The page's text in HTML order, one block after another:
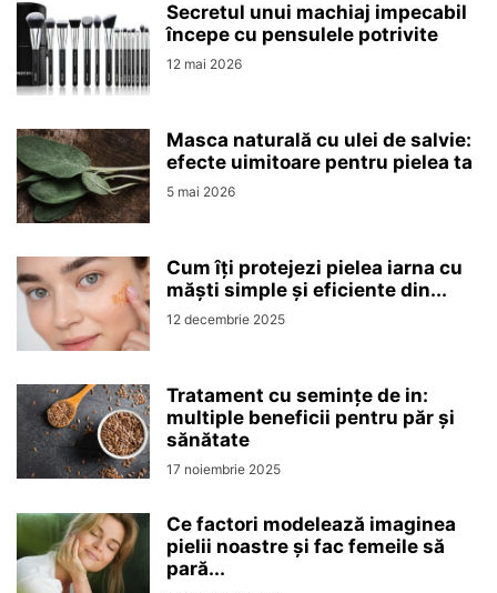
Secretul unui machiaj impecabil
începe cu pensulele potrivite
12 mai 2026
Masca naturală cu ulei de salvie:
efecte uimitoare pentru pielea ta
5 mai 2026
Cum îți protejezi pielea iarna cu
măști simple și eficiente din...
12 decembrie 2025
Tratament cu semințe de in:
multiple beneficii pentru păr și
sănătate
17 noiembrie 2025
Ce factori modelează imaginea
pielii noastre și fac femeile să
pară...